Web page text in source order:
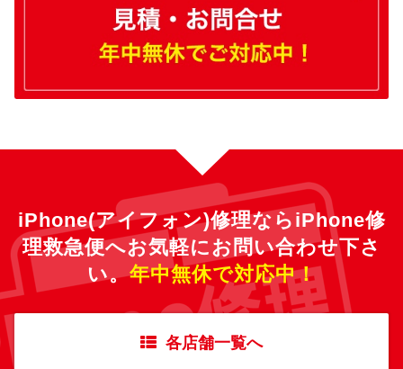
iPhone(アイフォン)修理ならiPhone修
理救急便へお気軽にお問い合わせ下さ
い。年中無休で対応中！
各店舗一覧へ